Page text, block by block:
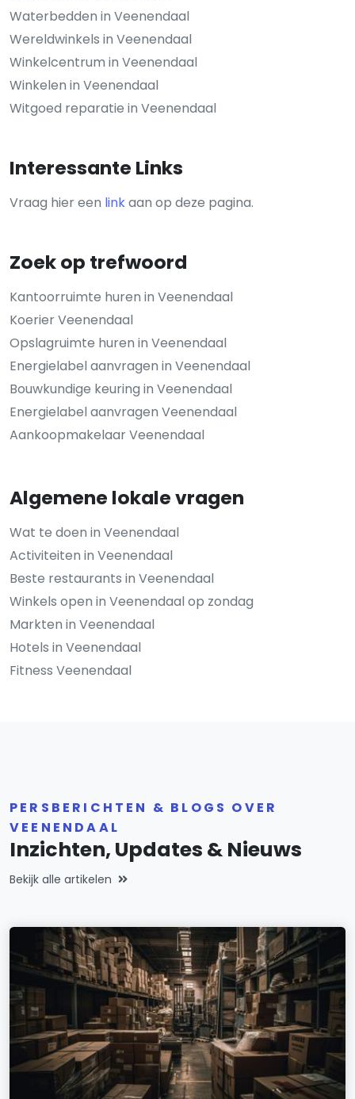
Waterbedden in Veenendaal
Wereldwinkels in Veenendaal
Winkelcentrum in Veenendaal
Winkelen in Veenendaal
Witgoed reparatie in Veenendaal
Interessante Links
Vraag hier een linkaan op deze pagina.
Zoek op trefwoord
Kantoorruimte huren in Veenendaal
Koerier Veenendaal
Opslagruimte huren in Veenendaal
Energielabel aanvragen in Veenendaal
Bouwkundige keuring in Veenendaal
Energielabel aanvragen Veenendaal
Aankoopmakelaar Veenendaal
Algemene lokale vragen
Wat te doen in Veenendaal
Activiteiten in Veenendaal
Beste restaurants in Veenendaal
Winkels open in Veenendaal op zondag
Markten in Veenendaal
Hotels in Veenendaal
Fitness Veenendaal
PERSBERICHTEN & BLOGS OVER
VEENENDAAL
Inzichten, Updates & Nieuws
Bekijk alle artikelen